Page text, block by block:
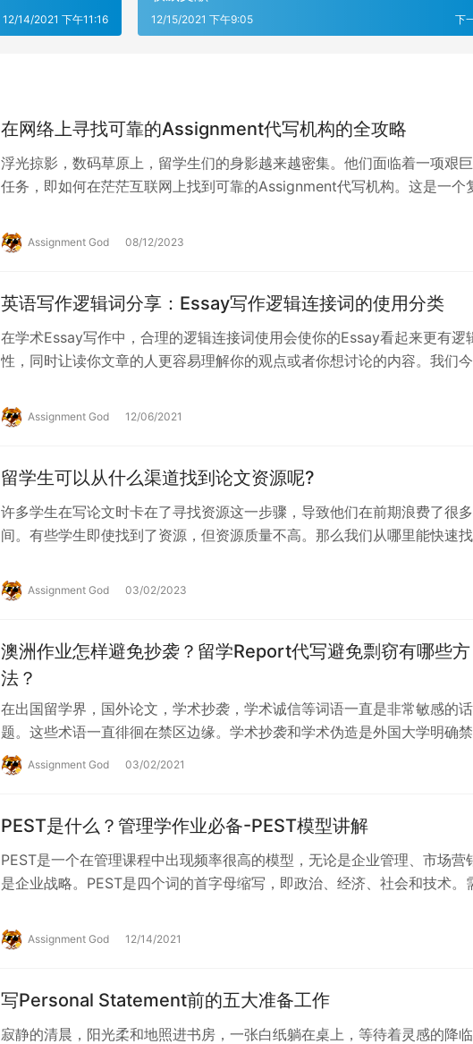
12/14/2021 下午11:16 下
12/15/2021 下午9:05
在网络上寻找可靠的Assignment代写机构的全攻略
浮光掠影，数码草原上，留学生们的身影越来越密集。他们面临着一项艰
任务，即如何在茫茫互联网上找到可靠的Assignment代写机构。这是一个
Assignment God 08/12/2023
英语写作逻辑词分享：Essay写作逻辑连接词的使用分类
在学术Essay写作中，合理的逻辑连接词使用会使你的Essay看起来更有逻
性，同时让读你文章的人更容易理解你的观点或者你想讨论的内容。我们今
Assignment God 12/06/2021
留学生可以从什么渠道找到论文资源呢?
许多学生在写论文时卡在了寻找资源这一步骤，导致他们在前期浪费了很
间。有些学生即使找到了资源，但资源质量不高。那么我们从哪里能快速找
Assignment God 03/02/2023
澳洲作业怎样避免抄袭？留学Report代写避免剽窃有哪些方
法？
在出国留学界，国外论文，学术抄袭，学术诚信等词语一直是非常敏感的话
题。这些术语一直徘徊在禁区边缘。学术抄袭和学术伪造是外国大学明确禁
止。因此，刚出国学习的中国学生必须注意不踏过外国…
Assignment God 03/02/2021
PEST是什么？管理学作业必备-PEST模型讲解
PEST是一个在管理课程中出现频率很高的模型，无论是企业管理、市场营
是企业战略。PEST是四个词的首字母缩写，即政治、经济、社会和技术。
Assignment God 12/14/2021
写Personal Statement前的五大准备工作
寂静的清晨，阳光柔和地照进书房，一张白纸躺在桌上，等待着灵感的降临